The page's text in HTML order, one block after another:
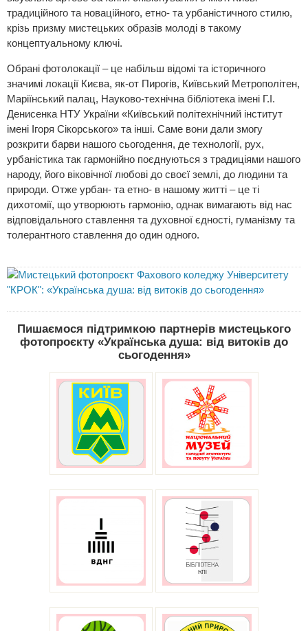
традиційного та новаційного, етно- та урбаністичного стилю,
крізь призму мистецьких образів молоді в такому
концептуальному ключі.
Обрані фотолокації – це набільш відомі та історичного
значимі локації Києва, як-от Пирогів, Київський Метрополітен,
Маріїнський палац, Науково-технічна бібліотека імені Г.І.
Денисенка НТУ України «Київський політехнічний інститут
імені Ігоря Сікорського» та інші. Саме вони дали змогу
розкрити барви нашого сьогодення, де технології, рух,
урбаністика так гармонійно поєднуються з традиціями нашого
народу, його віковічної любові до своєї землі, до людини та
природи. Отже урбан- та етно- в нашому житті – це ті
дихотомії, що утворюють гармонію, однак вимагають від нас
відповідального ставлення та духовної єдності, гуманізму та
толерантного ставлення до один одного.
Пишаємося підтримкою партнерів мистецького
фотопроєкту «Українська душа: від витоків до
сьогодення»